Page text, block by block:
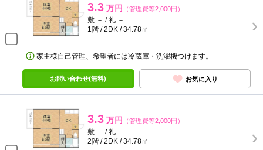
3.3 万円 （管理費等2,000円）
敷 － / 礼 －
1階 / 2DK / 34.78㎡
家主様自己管理、希望者には冷蔵庫・洗濯機つけます。
お問い合わせ(無料) お気に入り
3.3 万円 （管理費等2,000円）
敷 － / 礼 －
2階 / 2DK / 34.78㎡